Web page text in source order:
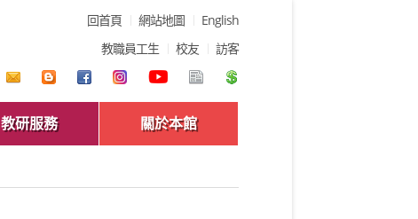
回首頁 網站地圖
English
教職員工生
校友 訪客
教研服務 關於本館